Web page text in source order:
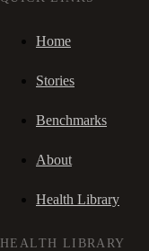
Home
Stories
Benchmarks
About
Health Library
HEALTH LIBRARY